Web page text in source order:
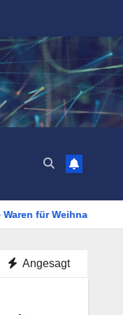
für Weihnachten
Angesagt